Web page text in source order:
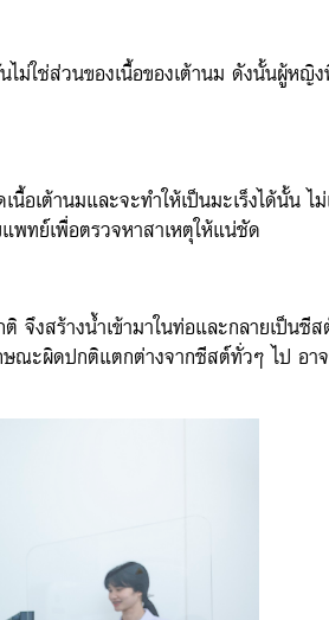
ไม่ใช่ส่วนของเนื้อของเต้านม ดังนั้นผู้หญิ
อเต้านมและจะทำให้เป็นมะเร็งได้นั้น ไ
พทย์เพื่อตรวจหาสาเหตุให้แน่ชัด
จึงสร้างน้ำเข้ามาในท่อและกลายเป็นซี
ณะผิดปกติแตกต่างจากซีสต์ทั่วๆ ไป อา